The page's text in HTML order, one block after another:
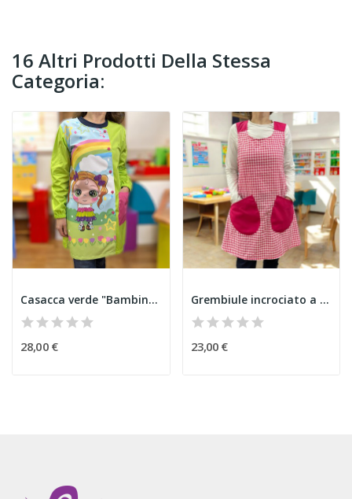
16 Altri Prodotti Della Stessa
Categoria:
Casacca verde "Bambina con volant"
28,00 €
Grembiule incrociato a quadretti rosa base
23,00 €